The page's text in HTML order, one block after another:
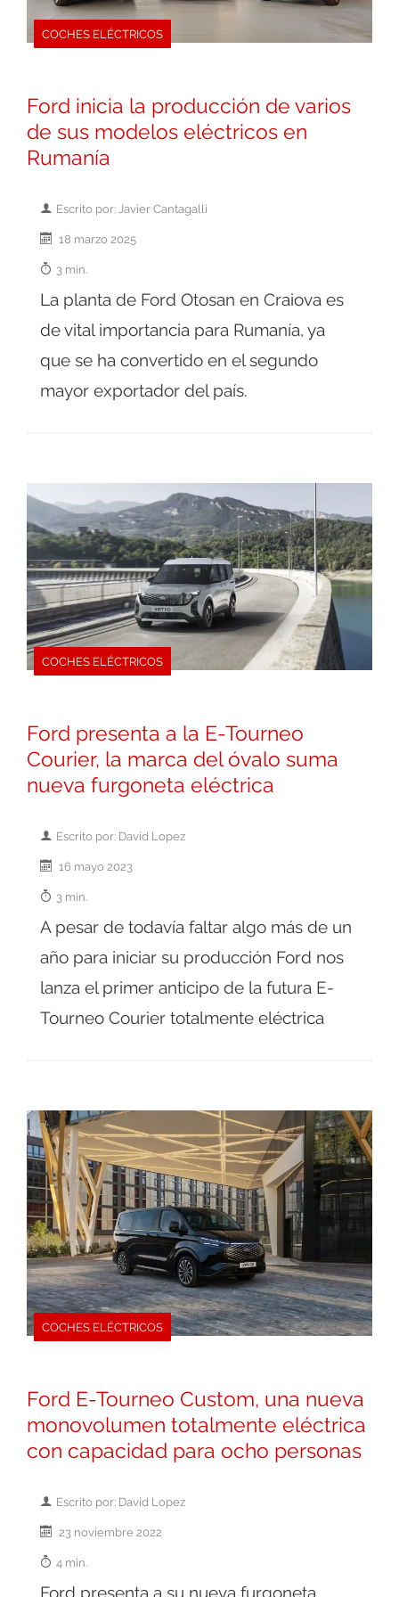
COCHES ELÉCTRICOS
Ford inicia la producción de varios
de sus modelos eléctricos en
Rumanía
Escrito por: Javier Cantagalli
18 marzo 2025
3 min.
La planta de Ford Otosan en Craiova es
de vital importancia para Rumanía, ya
que se ha convertido en el segundo
mayor exportador del país.
COCHES ELÉCTRICOS
Ford presenta a la E-Tourneo
Courier, la marca del óvalo suma
nueva furgoneta eléctrica
Escrito por: David Lopez
16 mayo 2023
3 min.
A pesar de todavía faltar algo más de un
año para iniciar su producción Ford nos
lanza el primer anticipo de la futura E-
Tourneo Courier totalmente eléctrica
COCHES ELÉCTRICOS
Ford E-Tourneo Custom, una nueva
monovolumen totalmente eléctrica
con capacidad para ocho personas
Escrito por: David Lopez
23 noviembre 2022
4 min.
Ford presenta a su nueva furgoneta